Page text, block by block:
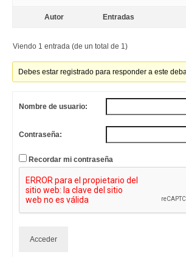
Autor Entradas
Viendo 1 entrada (de un total de 1)
Debes estar registrado para responder a este
Nombre de usuario:
Contraseña:
Recordar mi contraseña
Acceder